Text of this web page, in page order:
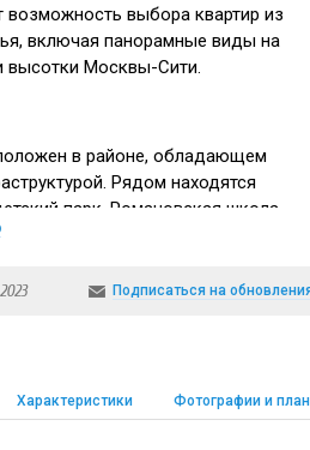
возможность выбора квартир из
включая панорамные виды на
высотки Москвы-Сити.
в районе, обладающем
Рядом находятся
парк, Романовская школа,
аптеки, рестораны и бары,
комплекса.
Подписаться на
Характеристики Фотографии и